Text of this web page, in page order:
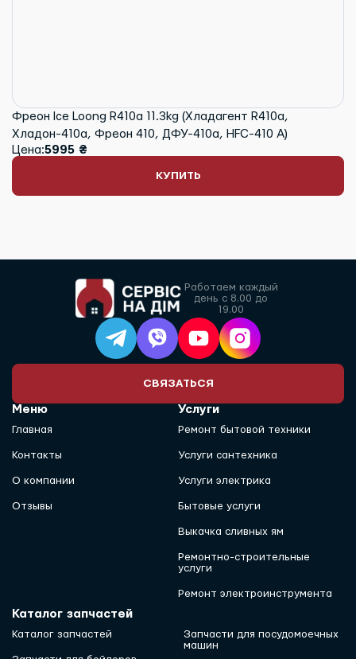
Фреон Ice Loong R410a 11.3kg (Хладагент R410a,
Хладон-410a, Фреон 410, ДФУ-410a, HFC-410 А)
Цена:5995 ₴
КУПИТЬ
Работаем каждый
день с 8.00 до
19.00
СВЯЗАТЬСЯ
Меню
Главная
Контакты
О компании
Отзывы
Услуги
Ремонт бытовой техники
Услуги сантехника
Услуги электрика
Бытовые услуги
Выкачка сливных ям
Ремонтно-строительные
услуги
Ремонт электроинструмента
Каталог запчастей
Каталог запчастей
Запчасти для посудомоечных
машин